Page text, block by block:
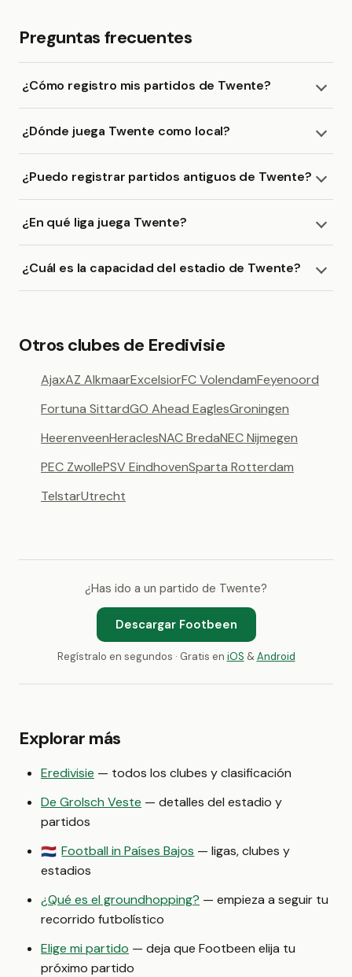
Preguntas frecuentes
¿Cómo registro mis partidos de Twente?
¿Dónde juega Twente como local?
¿Puedo registrar partidos antiguos de Twente?
¿En qué liga juega Twente?
¿Cuál es la capacidad del estadio de Twente?
Otros clubes de Eredivisie
AjaxAZ AlkmaarExcelsiorFC VolendamFeyenoord
Fortuna SittardGO Ahead EaglesGroningen
HeerenveenHeraclesNAC BredaNEC Nijmegen
PEC ZwollePSV EindhovenSparta Rotterdam
TelstarUtrecht
¿Has ido a un partido de Twente?
Descargar Footbeen
Regístralo en segundos · Gratis en iOS &Android
Explorar más
Eredivisie — todos los clubes y clasificación
De Grolsch Veste — detalles del estadio y
partidos
🇳🇱 Football in Países Bajos — ligas, clubes y
estadios
¿Qué es el groundhopping? — empieza a seguir tu
recorrido futbolístico
Elige mi partido — deja que Footbeen elija tu
próximo partido